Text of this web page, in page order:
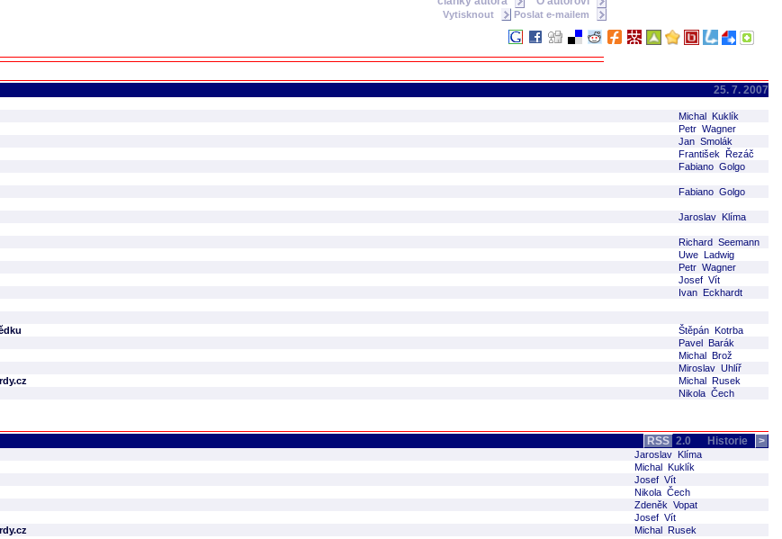
Vytisknout Poslat e-mailem
25. 7. 2007
Michal Kuklík
Petr Wagner
Jan Smolák
František Řezáč
Fabiano Golgo
Fabiano Golgo
Jaroslav Klíma
Richard Seemann
Uwe Ladwig
Petr Wagner
Josef Vít
Ivan Eckhardt
Štěpán Kotrba
Pavel Barák
Michal Brož
Miroslav Uhlíř
Michal Rusek
Nikola Čech
RSS 2.0 Historie >
Jaroslav Klíma
Michal Kuklík
Josef Vít
Nikola Čech
Zdeněk Vopat
Josef Vít
Michal Rusek